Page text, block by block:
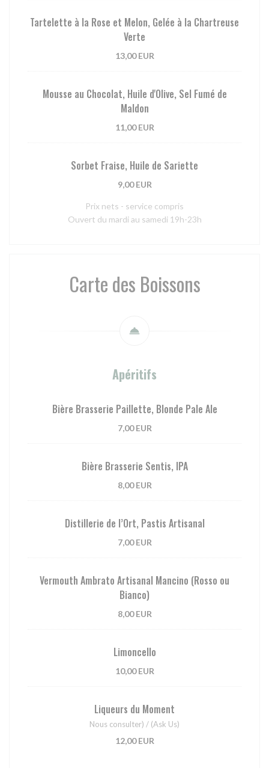
Tartelette à la Rose et Melon, Gelée à la Chartreuse
Verte
13,00 EUR
Mousse au Chocolat, Huile d'Olive, Sel Fumé de
Maldon
11,00 EUR
Sorbet Fraise, Huile de Sariette
9,00 EUR
Prix nets - service compris
Ouvert du mardi au samedi 19h-23h
Carte des Boissons
Apéritifs
Bière Brasserie Paillette, Blonde Pale Ale
7,00 EUR
Bière Brasserie Sentis, IPA
8,00 EUR
Distillerie de l’Ort, Pastis Artisanal
7,00 EUR
Vermouth Ambrato Artisanal Mancino (Rosso ou
Bianco)
8,00 EUR
Limoncello
10,00 EUR
Liqueurs du Moment
Nous consulter) / (Ask Us)
12,00 EUR